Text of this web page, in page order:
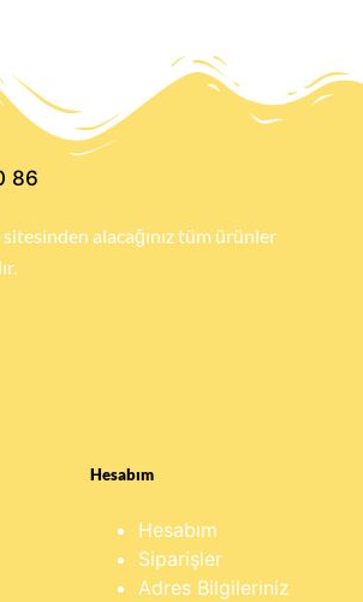
86
alacağınız tüm ürünler
Hesabım
Hesabım
Siparişler
Adres Bilgileriniz